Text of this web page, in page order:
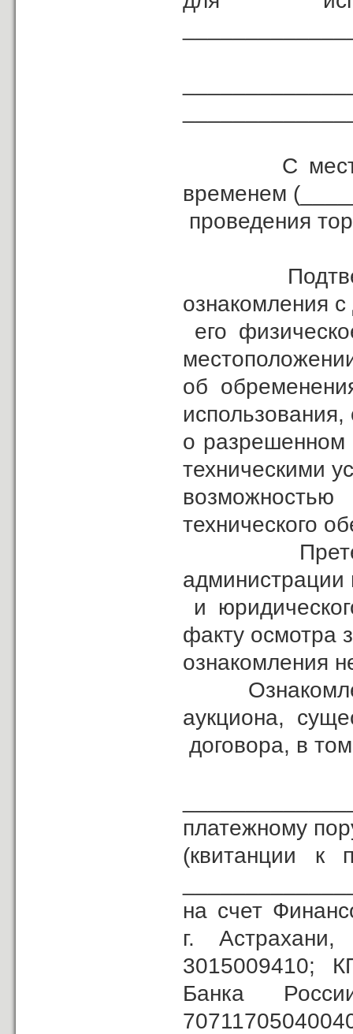
С местом,
временем
проведения
ознакомления
его
об
о разрешенном
техническими
технического
Претензий
администрации
и
факту осмотра
ознакомления
Ознакомлен
аукциона,
договора, в
платежному
(квитанции к
на счет
г.
3015009410;
Банка